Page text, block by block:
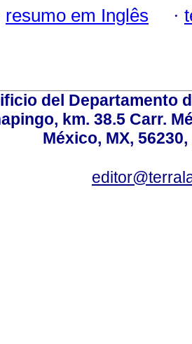
resumo em Inglês ·
del Departamento
km. 38.5 Carr.
México, MX,